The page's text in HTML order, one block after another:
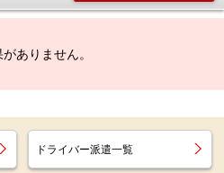
ありません。
ドライバー派遣一覧